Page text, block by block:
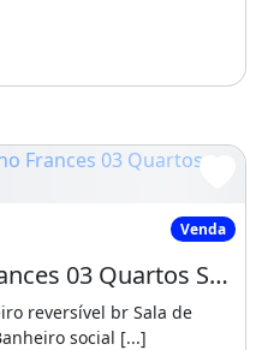
Frances 03 Quartos Suite
Venda
Vendo Casa Nova no Frances 03 Quartos Suite Piscina
reversível br Sala de
social [...]